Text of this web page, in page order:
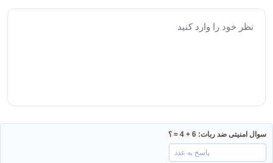
سوال امنیتی ضد ربات: 6 + 4 = ؟